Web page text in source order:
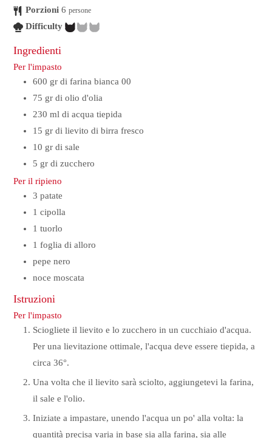
Porzioni 6 persone
Difficulty
Ingredienti
Per l'impasto
600 gr di farina bianca 00
75 gr di olio d'olia
230 ml di acqua tiepida
15 gr di lievito di birra fresco
10 gr di sale
5 gr di zucchero
Per il ripieno
3 patate
1 cipolla
1 tuorlo
1 foglia di alloro
pepe nero
noce moscata
Istruzioni
Per l'impasto
Sciogliete il lievito e lo zucchero in un cucchiaio d'acqua.
Per una lievitazione ottimale, l'acqua deve essere tiepida, a
circa 36°.
Una volta che il lievito sarà sciolto, aggiungetevi la farina,
il sale e l'olio.
Iniziate a impastare, unendo l'acqua un po' alla volta: la
quantità precisa varia in base sia alla farina, sia alle